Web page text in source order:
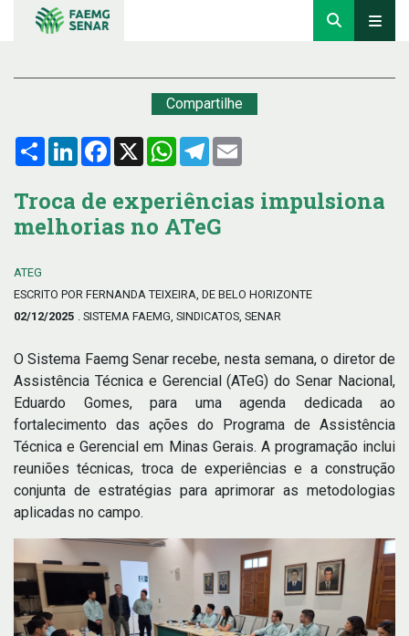
Compartilhe
Compartilhar
LinkedInFacebook
X WhatsApp
Telegram
Troca de experiências impulsiona
melhorias no ATeG
ATEG
ESCRITO POR FERNANDA TEIXEIRA, DE BELO HORIZONTE
02/12/2025 . SISTEMA FAEMG, SINDICATOS, SENAR
O Sistema Faemg Senar recebe, nesta semana, o diretor de
Assistência Técnica e Gerencial (ATeG) do Senar Nacional,
Eduardo Gomes, para uma agenda dedicada ao
fortalecimento das ações do Programa de Assistência
Técnica e Gerencial em Minas Gerais. A programação inclui
reuniões técnicas, troca de experiências e a construção
conjunta de estratégias para aprimorar as metodologias
aplicadas no campo.